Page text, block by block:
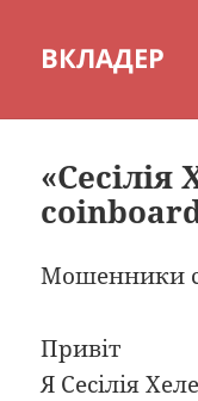
ВКЛАДЕР
Мошенники
Привіт
Я Сесілія